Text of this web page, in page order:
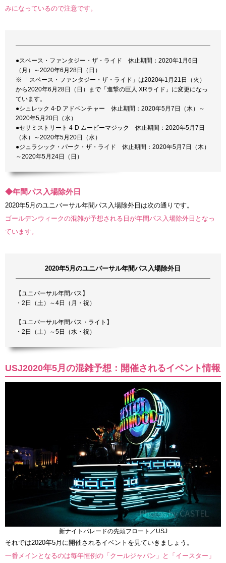
みになっているので注意です。
●スペース・ファンタジー・ザ・ライド 休止期間：2020年1月6日
（月）～2020年6月28日（日）
※ 「スペース・ファンタジー・ザ・ライド」は2020年1月21日（火）
から2020年6月28日（日）まで「進撃の巨人 XRライド」に変更になっ
ています。
●シュレック 4-D アドベンチャー 休止期間：2020年5月7日（木）～
2020年5月20日（水）
●セサミストリート 4-D ムービーマジック 休止期間：2020年5月7日
（木）～2020年5月20日（水）
●ジュラシック・パーク・ザ・ライド 休止期間：2020年5月7日（木）
～2020年5月24日（日）
◆年間パス入場除外日
2020年5月のユニバーサル年間パス入場除外日は次の通りです。
ゴールデンウィークの混雑が予想される日が年間パス入場除外日となっ
ています。
2020年5月のユニバーサル年間パス入場除外日
【ユニバーサル年間パス】
・2日（土）～4日（月・祝）
【ユニバーサル年間パス・ライト】
・2日（土）～5日（水・祝）
USJ2020年5月の混雑予想：開催されるイベント情報
新ナイトパレードの先頭フロート／USJ
それでは2020年5月に開催されるイベントを見ていきましょう。
一番メインとなるのは毎年恒例の「クールジャパン」と「イースター」